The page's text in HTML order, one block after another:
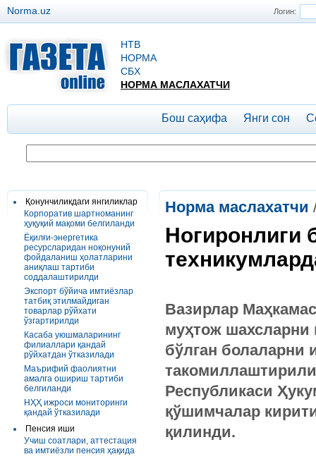
Логин:
Norma.uz
НТВ
НОРМА
СБХ
НОРМА МАСЛАХАТЧИ
Бош саҳифа Янги сон
Қонунчиликдаги янгиликлар
Корпоратив шартноманинг
ҳуқуқий мақоми белгиланди
Ёқилғи-энергетика
ресурсларидан ноқонуний
фойдаланиш ҳолатларини
аниқлаш тартиби
соддалаштирилди
Экспорт бўйича имтиёзлар
татбиқ этилмайдиган
товарлар рўйхати
ўзгартирилди
Касаба уюшмаларининг
филиаллари қандай
рўйхатдан ўтказилади
Маърифий фаолиятни
амалга ошириш тартиби
белгиланди
НҲҲ ижроси мониторинги
қандай ўтказилади
Пенсия иши
Учиш соатлари, аттестация
ва имтиёзли пенсия ҳақида
Норма маслахатчи
Ногиронлиги
Вазирлар
муҳтож шахсларни
бўлган
Республикаси
қўшимчалар
қилинди.